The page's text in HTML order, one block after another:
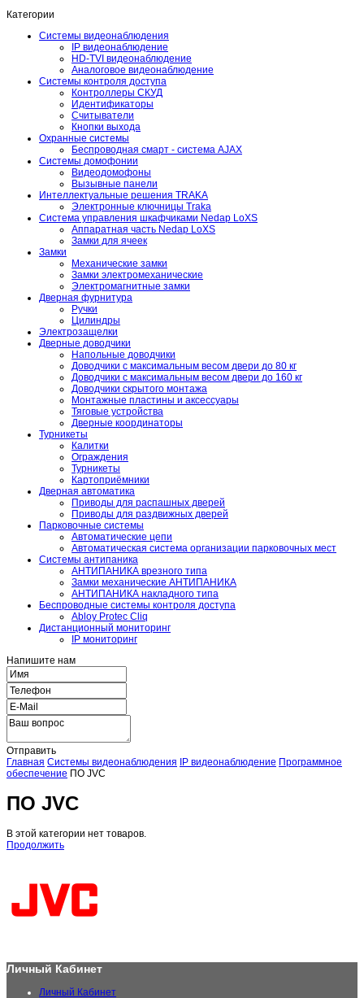
Категории
Системы видеонаблюдения
IP видеонаблюдение
HD-TVI видеонаблюдение
Аналоговое видеонаблюдение
Системы контроля доступа
Контроллеры СКУД
Идентификаторы
Считыватели
Кнопки выхода
Охранные системы
Беспроводная смарт - система AJAX
Системы домофонии
Видеодомофоны
Вызывные панели
Интеллектуальные решения TRAKA
Электронные ключницы Traka
Система управления шкафчиками Nedap LoXS
Аппаратная часть Nedap LoXS
Замки для ячеек
Замки
Механические замки
Замки электромеханические
Электромагнитные замки
Дверная фурнитура
Ручки
Цилиндры
Электрозащелки
Дверные доводчики
Напольные доводчики
Доводчики с максимальным весом двери до 80 кг
Доводчики с максимальным весом двери до 160 кг
Доводчики скрытого монтажа
Монтажные пластины и аксессуары
Тяговые устройства
Дверные координаторы
Турникеты
Калитки
Ограждения
Турникеты
Картоприёмники
Дверная автоматика
Приводы для распашных дверей
Приводы для раздвижных дверей
Парковочные системы
Автоматические цепи
Автоматическая система организации парковочных мест
Системы антипаника
АНТИПАНИКА врезного типа
Замки механические АНТИПАНИКА
АНТИПАНИКА накладного типа
Беспроводные системы контроля доступа
Abloy Protec Cliq
Дистанционный мониторинг
IP мониторинг
Напишите нам
Отправить
Главная Системы видеонаблюдения IP видеонаблюдение Программное
обеспечение ПО JVC
ПО JVC
В этой категории нет товаров.
Продолжить
Личный Кабинет
Личный Кабинет